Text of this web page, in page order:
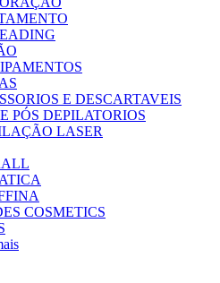
E DESCARTAVEIS
PÓS DEPILATORIOS
LASER
COSMETICS